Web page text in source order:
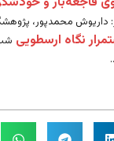
داریوش محمدپور،
نگاه ارسطویی